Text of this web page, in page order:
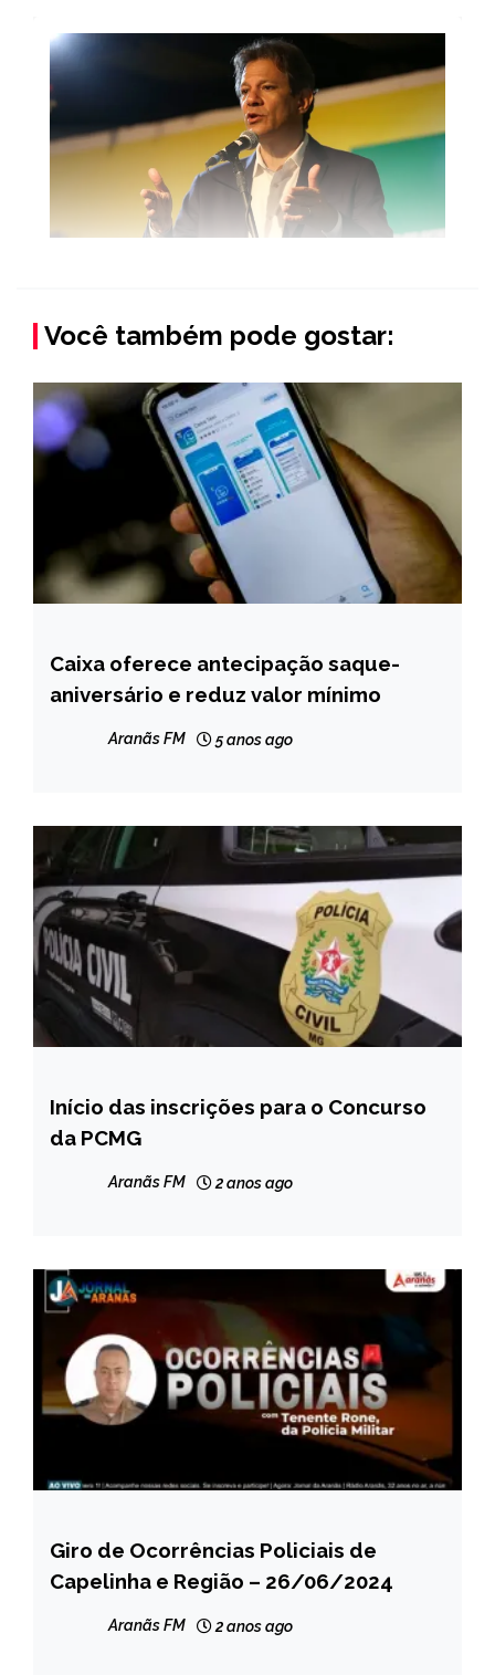
Você também pode gostar:
BRASIL
NOTÍCIAS
Caixa oferece antecipação saque-
aniversário e reduz valor mínimo
Aranãs FM 5 anos ago
MINAS
GERAIS
NOTÍCIAS
Início das inscrições para o Concurso
da PCMG
Aranãs FM 2 anos ago
CAPELINHA
MINAS
Giro de Ocorrências Policiais de
Capelinha e Região – 26/06/2024
Aranãs FM 2 anos ago